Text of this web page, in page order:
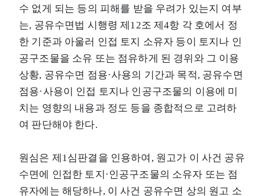
수 없게 되는 등의 피해를 받을 우려가 있는지 여부
는, 공유수면법 시행령 제12조 제4항 각 호에서 정
한 기준과 아울러 인접 토지 소유자 등이 토지나 인
공구조물을 소유 또는 점유하게 된 경위와 그 이용
상황, 공유수면 점용·사용의 기간과 목적, 공유수면
점용·사용이 인접 토지나 인공구조물의 이용에 미
치는 영향의 내용과 정도 등을 종합적으로 고려하
여 판단해야 한다.
원심은 제1심판결을 인용하여, 원고가 이 사건 공유
수면에 인접한 토지·인공구조물의 소유자 또는 점
유자에는 해당하나, 이 사건 공유수면 상의 원고 소